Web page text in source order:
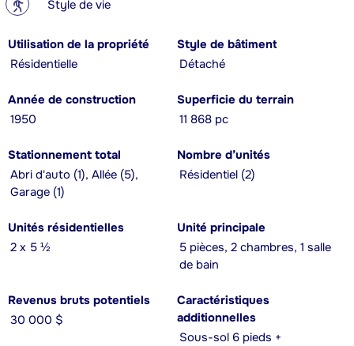
? Style de vie
Utilisation de la propriété
Résidentielle
Style de bâtiment
Détaché
Année de construction
1950
Superficie du terrain
11 868 pc
Stationnement total
Abri d'auto (1), Allée (5),
Garage (1)
Nombre d’unités
Résidentiel (2)
Unités résidentielles
2 x 5 ½
Unité principale
5 pièces, 2 chambres, 1 salle
de bain
Revenus bruts potentiels
30 000 $
Caractéristiques
additionnelles
Sous-sol 6 pieds +